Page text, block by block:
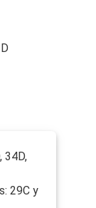
34D,
29C y